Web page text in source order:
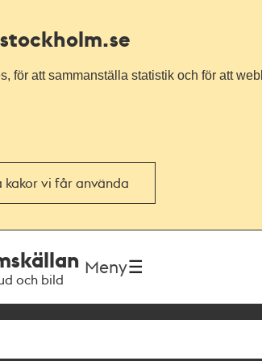
för att sammanställa statistik och för att
kakor vi får använda
och bild
Meny